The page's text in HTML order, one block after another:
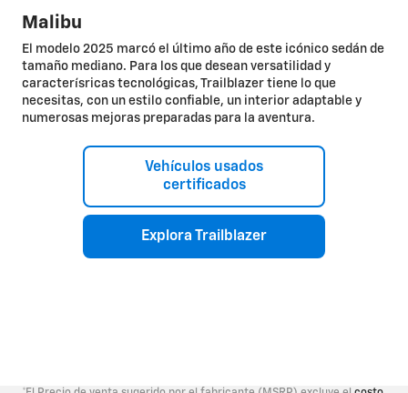
Malibu
El modelo 2025 marcó el último año de este icónico sedán de
tamaño mediano. Para los que desean versatilidad y
caracterísricas tecnológicas, Trailblazer tiene lo que
necesitas, con un estilo confiable, un interior adaptable y
numerosas mejoras preparadas para la aventura.
Vehículos usados
certificados
Explora Trailblazer